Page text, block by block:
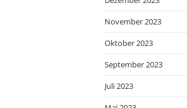
November 2023
Oktober 2023
September 2023
Juli 2023